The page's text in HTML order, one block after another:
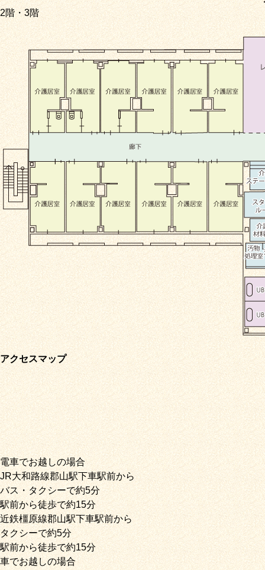
2階・3階
アクセスマップ
電車でお越しの場合
JR大和路線郡山駅下車駅前から
バス・タクシーで約5分
駅前から徒歩で約15分
近鉄橿原線郡山駅下車駅前から
タクシーで約5分
駅前から徒歩で約15分
車でお越しの場合